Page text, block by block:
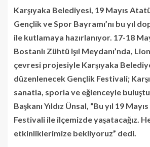
Karşıyaka Belediyesi, 19 Mayıs
Gençlik ve Spor Bayramı’nı bu yıl
ile kutlamaya hazırlanıyor. 17-18
Bostanlı Zühtü Işıl Meydanı’nda,
çevresi projesiyle Karşıyaka
düzenlenecek Gençlik Festivali;
sanatla, sporla ve eğlenceyle
Başkanı Yıldız Ünsal, “Bu yıl 19
Festivali ile ilçemizde yaşatacağız.
etkinliklerimize bekliyoruz” dedi.